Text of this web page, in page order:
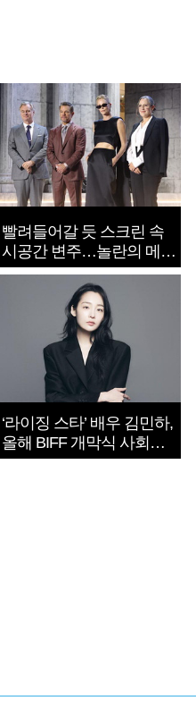
빨려들어갈 듯 스크린 속
시공간 변주…놀란의 메시
지는 ‘전쟁 속죄’
‘라이징 스타’ 배우 김민하,
올해 BIFF 개막식 사회자
확정